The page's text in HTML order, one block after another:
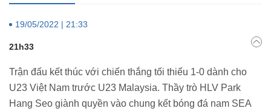
19/05/2022 | 21:33
21h33
Trận đấu kết thúc với chiến thắng tối thiểu 1-0 dành cho
U23 Việt Nam trước U23 Malaysia. Thầy trò HLV Park
Hang Seo giành quyền vào chung kết bóng đá nam SEA